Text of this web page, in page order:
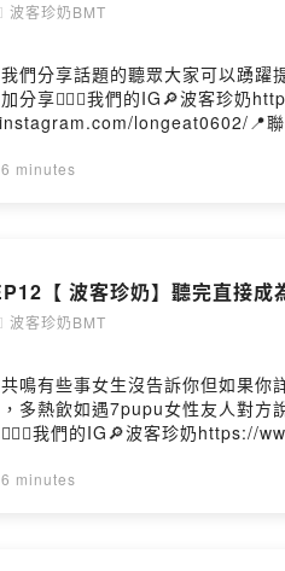
波客珍奶BMT
們分享話題的聽眾大家可以踴
分享👍🏻📍我們的IG🔎波客珍
longeat0602/📍
user/
minutes
【 波客珍奶】聽完直接成
波客珍奶BMT
鳴有些事女生沒告訴你但如果
多熱飲如遇7pupu女性友人對方
我們的IG🔎波客珍奶
user/
minutes